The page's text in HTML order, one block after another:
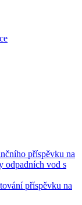
příspěvku na
odpadních vod s
příspěvku na